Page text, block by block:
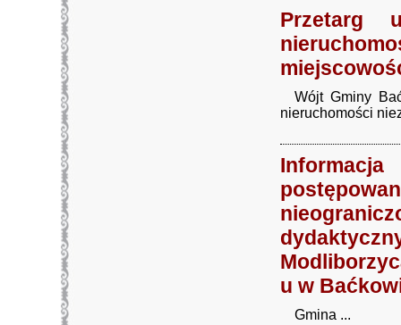
Przetarg
Wójt Gminy
nieruchomości
u w
Gmina ...